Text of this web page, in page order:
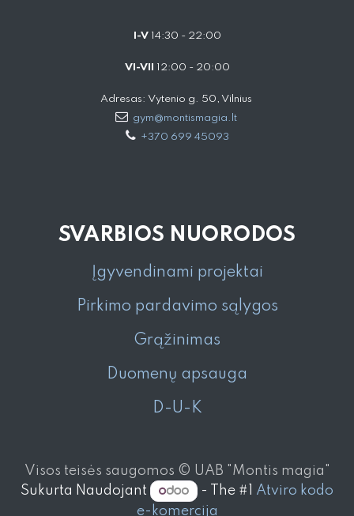
I-V14:30 - 22:00
VI-VII 12:00 - 20:00
Adresas: Vytenio g. 50, Vilnius
gym@montismagia.lt
+370 699 45093
SVARBIOS NUORODOS
Įgyvendinami projektai
Pirkimo pardavimo sąlygos
Grąžinimas
Duomenų apsauga
D-U-K
Visos teisės saugomos © UAB "Montis magia"
Sukurta Naudojant
- The #1 Atviro kodo
e-komercija